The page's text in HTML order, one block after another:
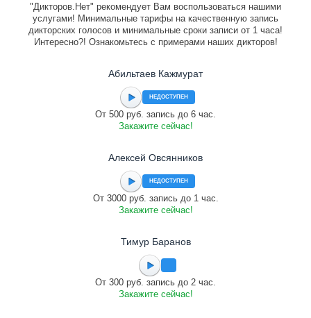
"Дикторов.Нет" рекомендует Вам воспользоваться нашими
услугами! Минимальные тарифы на качественную запись
дикторских голосов и минимальные сроки записи от 1 часа!
Интересно?! Ознакомьтесь с примерами наших дикторов!
Абильтаев Кажмурат
НЕДОСТУПЕН
От 500 руб. запись до 6 час.
Закажите сейчас!
Алексей Овсянников
НЕДОСТУПЕН
От 3000 руб. запись до 1 час.
Закажите сейчас!
Тимур Баранов
От 300 руб. запись до 2 час.
Закажите сейчас!